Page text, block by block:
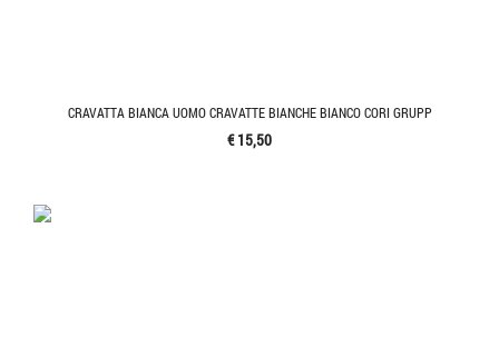
CRAVATTA BIANCA UOMO CRAVATTE BIANCHE BIANCO CORI GRUPP
€ 15,50